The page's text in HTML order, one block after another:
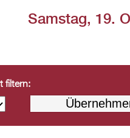
Samstag, 19.
filtern: